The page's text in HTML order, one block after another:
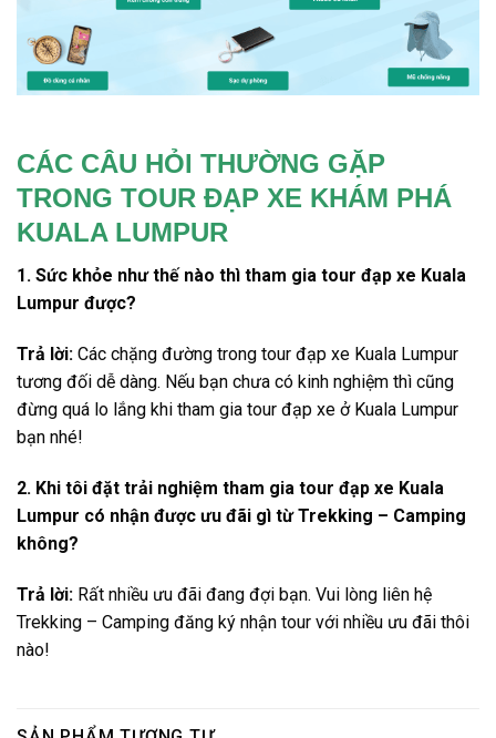
CÁC CÂU HỎI THƯỜNG GẶP
TRONG TOUR ĐẠP XE KHÁM PHÁ
KUALA LUMPUR
1. Sức khỏe như thế nào thì tham gia tour đạp xe Kuala
Lumpur được?
Trả lời: Các chặng đường trong tour đạp xe Kuala Lumpur
tương đối dễ dàng. Nếu bạn chưa có kinh nghiệm thì cũng
đừng quá lo lắng khi tham gia tour đạp xe ở Kuala Lumpur
bạn nhé!
2. Khi tôi đặt trải nghiệm tham gia tour đạp xe Kuala
Lumpur có nhận được ưu đãi gì từ Trekking – Camping
không?
Trả lời: Rất nhiều ưu đãi đang đợi bạn. Vui lòng liên hệ
Trekking – Camping đăng ký nhận tour với nhiều ưu đãi thôi
nào!